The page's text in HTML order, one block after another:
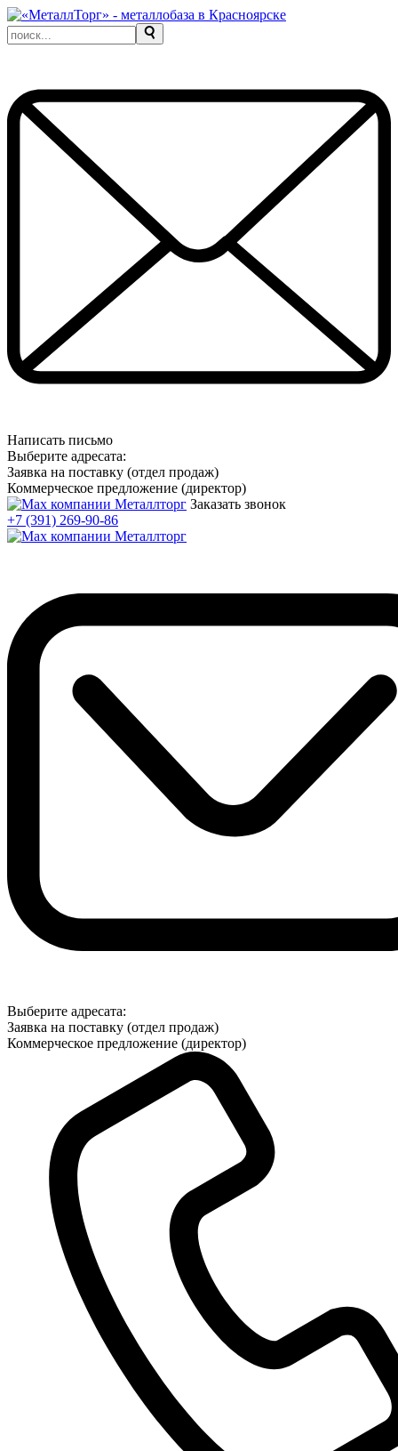
Написать письмо
Выберите адресата:
Заявка на поставку (отдел продаж)
Коммерческое предложение (директор)
Заказать звонок
+7 (391) 269-90-86
Выберите адресата:
Заявка на поставку (отдел продаж)
Коммерческое предложение (директор)